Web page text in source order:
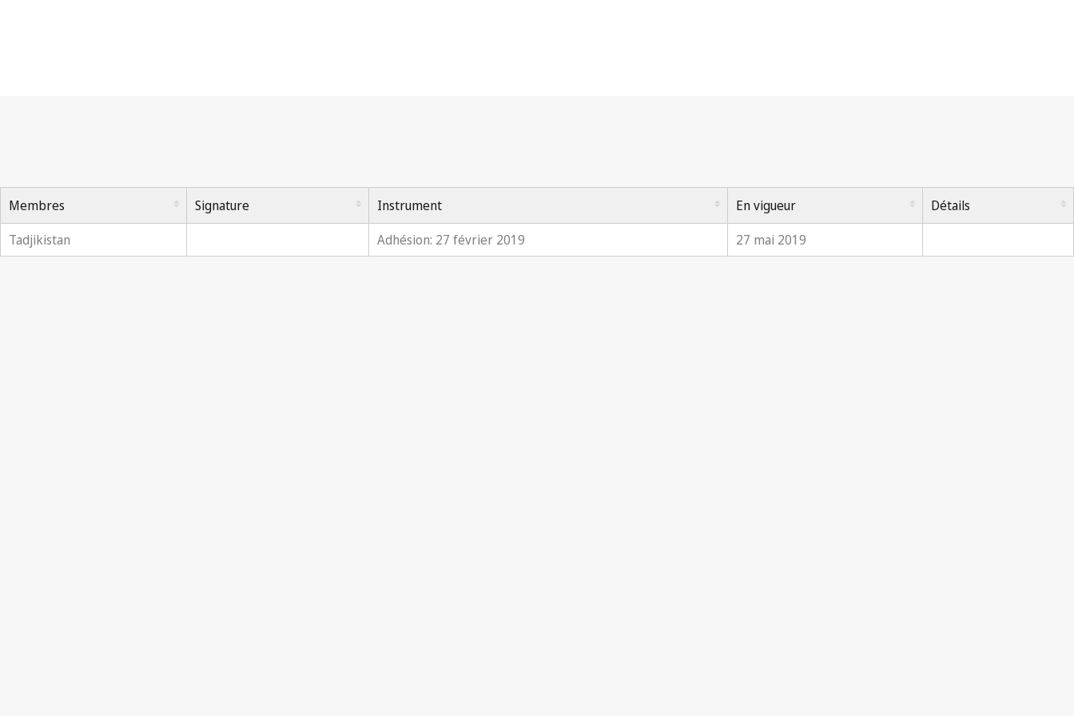
Membres Signature Instrument En vigueur
Détails
Tadjikistan
Adhésion: 27 février 2019 27 mai 2019